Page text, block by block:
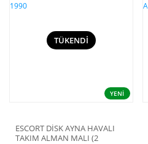
YENİ
TÜKENDİ
ESCORT DİSK AYNA HAVALI
TAKIM ALMAN MALI (2